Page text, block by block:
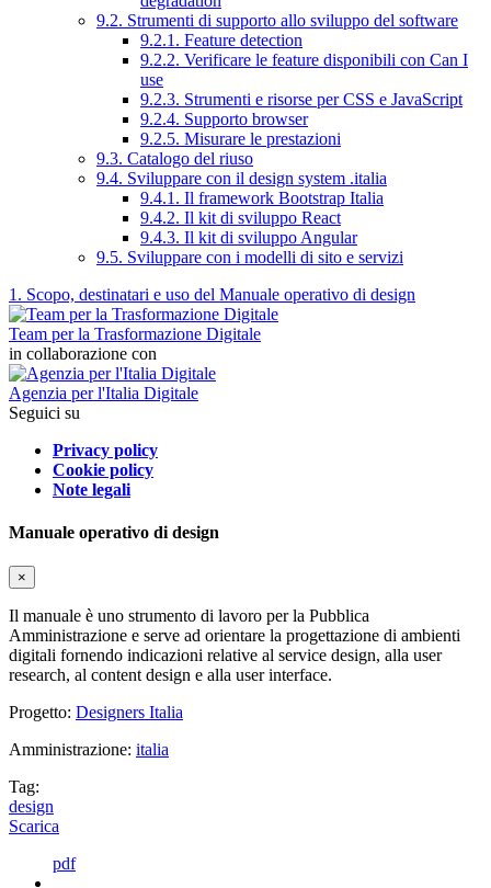
9.2. Strumenti di supporto allo sviluppo del software
9.2.1. Feature detection
9.2.2. Verificare le feature disponibili con Can I
use
9.2.3. Strumenti e risorse per CSS e JavaScript
9.2.4. Supporto browser
9.2.5. Misurare le prestazioni
9.3. Catalogo del riuso
9.4. Sviluppare con il design system .italia
9.4.1. Il framework Bootstrap Italia
9.4.2. Il kit di sviluppo React
9.4.3. Il kit di sviluppo Angular
9.5. Sviluppare con i modelli di sito e servizi
1. Scopo, destinatari e uso del Manuale operativo di design
Team per la Trasformazione Digitale
in collaborazione con
Agenzia per l'Italia Digitale
Seguici su
Privacy policy
Cookie policy
Note legali
Manuale operativo di design
×
Il manuale è uno strumento di lavoro per la Pubblica
Amministrazione e serve ad orientare la progettazione di ambienti
digitali fornendo indicazioni relative al service design, alla user
research, al content design e alla user interface.
Progetto: Designers Italia
Amministrazione: italia
Tag:
design
Scarica
pdf